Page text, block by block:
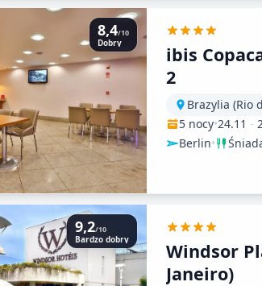
8,4/10
Dobry
ibis
2
Brazylia (Rio
5 nocy•24.11 -
Berlin•
9,2/10
Bardzo dobry
Windsor
Janeiro)